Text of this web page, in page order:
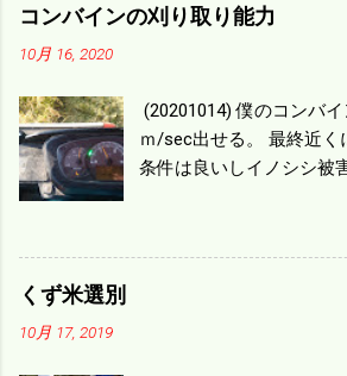
コンバインの刈り取り能力
10月 16, 2020
(20201014) 僕のコンバ
ｍ/sec出せる。 最終近く
条件は良いしイノシシ被
ｍ/min、4.32ｋｍ/hrに
0.864/haの作業能力があ
くず米選別
10月 17, 2019